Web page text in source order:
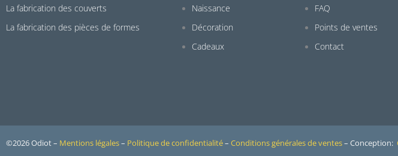
La fabrication des couverts
La fabrication des pièces de formes
Naissance
Décoration
Cadeaux
FAQ
Points de ventes
Contact
©2026 Odiot – Mentions légales– Politique de confidentialité– Conditions générales de ventes– Conception: